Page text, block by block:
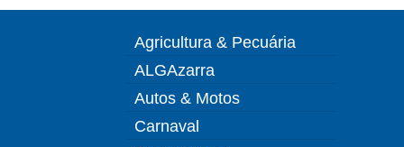
Agricultura & Pecuária
ALGAzarra
Autos & Motos
Carnaval